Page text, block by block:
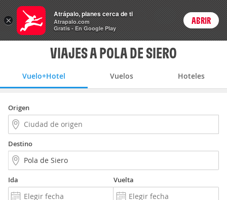
Vuelo+Hotel Precios enPeso
ARSCambiar moneda
Login
VIAJES A POLA DE SIERO
Vuelo+Hotel Vuelos Hoteles
Origen
Destino
Ida Vuelta
×
Atrápalo, planes cerca de ti
Atrapalo.com
Gratis - En Google Play
ABRIR